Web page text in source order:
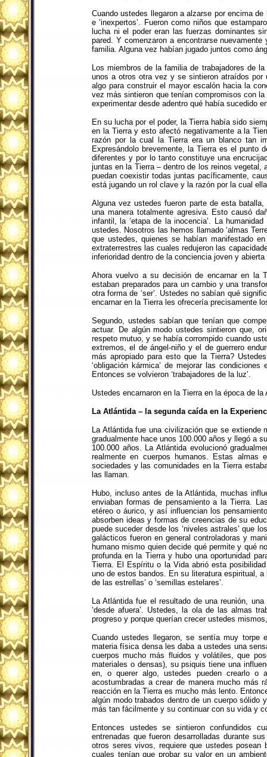
Cuando ustedes llegaron a alzarse por encima
e ‘inexpertos’. Fueron como niños que
lucha ni el poder eran las fuerzas dominantes
pared. Y comenzaron a encontrarse
familia. Alguna vez habían jugado juntos como
Los miembros de la familia de trabajadores de
unos a otros otra vez y se sintieron atraídos por
algo para construir el mayor escalón hacia la
vez más sintieron que tenían compromisos con
experimentar desde adentro qué había sucedido
En su lucha por el poder, la Tierra había sido
en la Tierra y esto afectó negativamente a la
razón por la cual la Tierra era un blanco tan
Expresándolo brevemente, la Tierra es el punto
diferentes y por lo tanto constituye una
juntas en la Tierra – dentro de los reinos
puedan coexistir todas juntas pacíficamente,
está jugando un rol clave y la razón por la cual
Alguna vez ustedes fueron parte de esta
una manera totalmente agresiva. Esto causó
infantil, la ‘etapa de la inocencia’. La
ustedes. Nosotros las hemos llamado ‘almas
que ustedes, quienes se habían manifestado
extraterrestres las cuales redujeron las
inferioridad dentro de la conciencia joven y
Ahora vuelvo a su decisión de encarnar en la
estaban preparados para un cambio y una
otra forma de ‘ser’. Ustedes no sabían qué
encarnar en la Tierra les ofrecería precisamente
Segundo, ustedes sabían que tenían que
actuar. De algún modo ustedes sintieron que,
respeto mutuo, y se había corrompido cuando
extremos, el de ángel-niño y el de guerrero
más apropiado para esto que la Tierra?
‘obligación kármica’ de mejorar las
Entonces se volvieron ‘trabajadores de la luz’.
Ustedes encarnaron en la Tierra en la época de la
La Atlántida – la segunda caída en la
La Atlántida fue una civilización que se
gradualmente hace unos 100.000 años y llegó a
100.000 años. La Atlántida evolucionó
realmente en cuerpos humanos. Estas almas
sociedades y las comunidades en la Tierra
las llaman.
Hubo, incluso antes de la Atlántida, muchas
enviaban formas de pensamiento a la Tierra.
etéreo o áurico, y así influencian los
absorben ideas y formas de creencias de su
puede suceder desde los ‘niveles astrales’ que
galácticos fueron en general controladoras y
humano mismo quien decide qué permite y qué
profunda en la Tierra y hubo una oportunidad
Tierra. El Espíritu o la Vida abrió esta
uno de estos bandos. En su literatura espiritual,
de las estrellas’ o ‘semillas estelares’.
La Atlántida fue el resultado de una reunión,
‘desde afuera’. Ustedes, la ola de las almas
progreso y porque querían crecer ustedes
Cuando ustedes llegaron, se sentía muy
materia física densa les daba a ustedes una
cuerpos mucho más fluidos y volátiles, que
materiales o densas), su psiquis tiene una
en, o querer algo, ustedes pueden crearlo o
acostumbradas a crear de manera mucho más
reacción en la Tierra es mucho más lento.
algún modo trabados dentro de un cuerpo
más tan fácilmente y su continuar con su vida y
Entonces ustedes se sintieron confundidos
entrenadas que fueron desarrolladas durante
otros seres vivos, requiere que ustedes
cuales tenían que probar su valor en un